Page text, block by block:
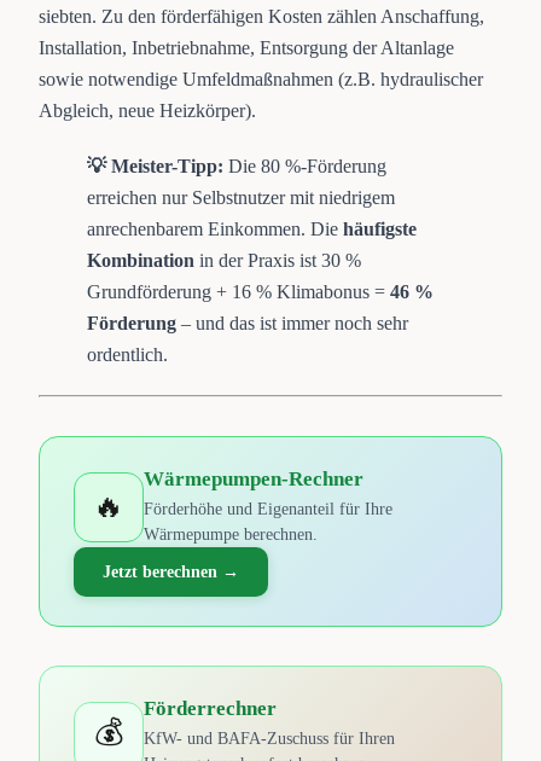
siebten. Zu den förderfähigen Kosten zählen Anschaffung,
Installation, Inbetriebnahme, Entsorgung der Altanlage
sowie notwendige Umfeldmaßnahmen (z.B. hydraulischer
Abgleich, neue Heizkörper).
💡 Meister-Tipp: Die 80 %-Förderung
erreichen nur Selbstnutzer mit niedrigem
anrechenbarem Einkommen. Die häufigste
Kombination in der Praxis ist 30 %
Grundförderung + 16 % Klimabonus = 46 %
Förderung – und das ist immer noch sehr
ordentlich.
🔥
Wärmepumpen-Rechner
Förderhöhe und Eigenanteil für Ihre
Wärmepumpe berechnen.
Jetzt berechnen →
💰
Förderrechner
KfW- und BAFA-Zuschuss für Ihren